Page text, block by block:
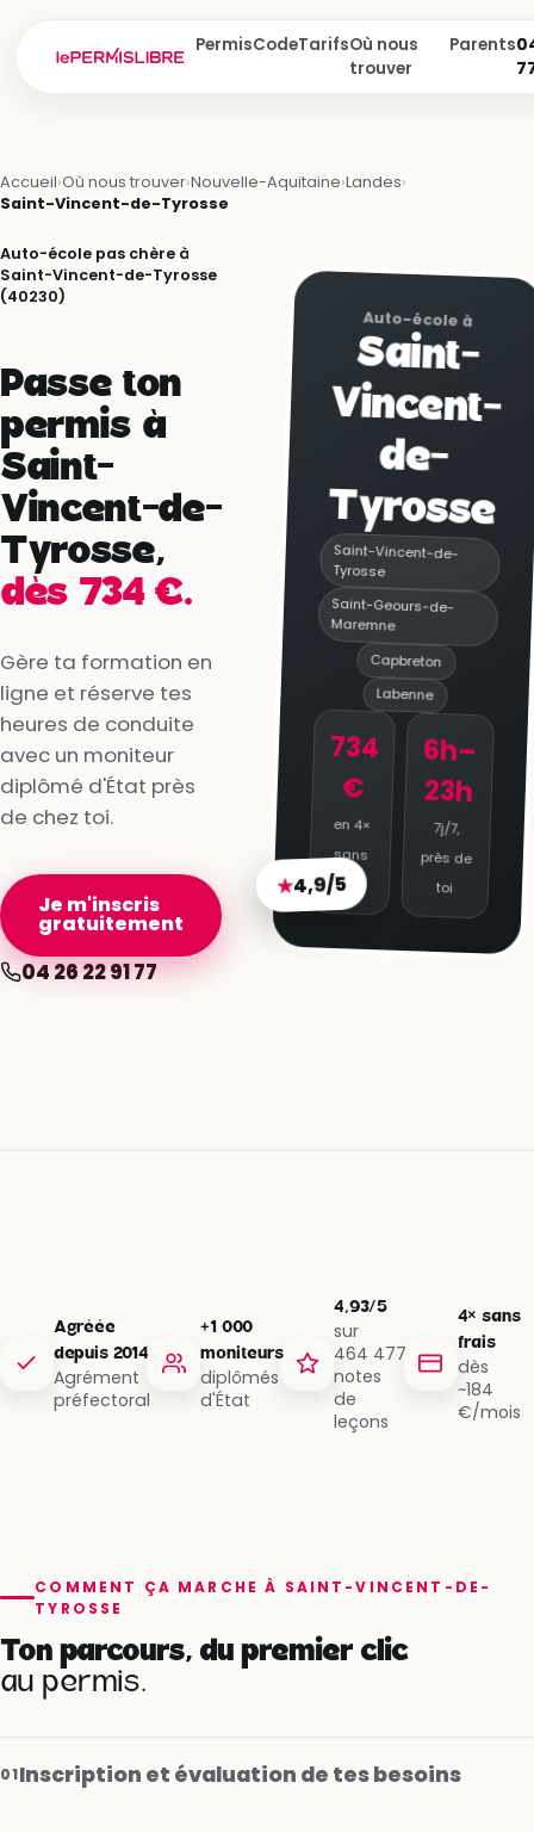
PermisCodeTarifsOù nous
trouver
Parents
Accueil›Où nous trouver›Nouvelle-Aquitaine›Landes›
Saint-Vincent-de-Tyrosse
Auto-école pas chère à
Saint-Vincent-de-Tyrosse
(40230)
Passe ton
permis à
Saint-
Vincent-de-
Tyrosse,
dès 734 €.
Gère ta formation en
ligne et réserve tes
heures de conduite
avec un moniteur
diplômé d'État près
de chez toi.
Je m'inscris
gratuitement
04 26 22 91 77
Auto-école à
Saint-
Vincent-
de-
Tyrosse
Saint-Vincent-de-
Tyrosse
Saint-Geours-de-
Maremne
Capbreton
Labenne
734
€
en 4×
sans
frais
6h–
23h
7j/7,
près de
toi
★4,9/5
Agréée
depuis 2014
Agrément
préfectoral
+1 000
moniteurs
diplômés
d'État
4,93/5
sur
464 477
notes
de
leçons
4× sans
frais
dès
~184
€/mois
COMMENT ÇA MARCHE À SAINT-VINCENT-DE-
TYROSSE
Ton parcours, du premier clic
au permis.
01Inscription et évaluation de tes besoins